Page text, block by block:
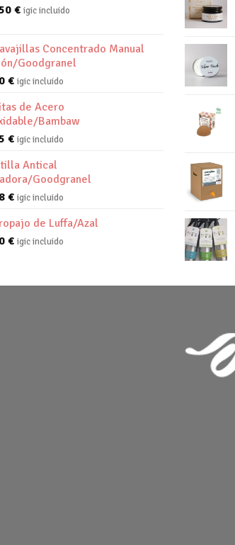
€ igic incluido
Concentrado Manual
Goodgranel
€ igic incluido
de Acero
Bambaw
€ igic incluido
Antical
Goodgranel
€ igic incluido
de Luffa/Azal
€ igic incluido